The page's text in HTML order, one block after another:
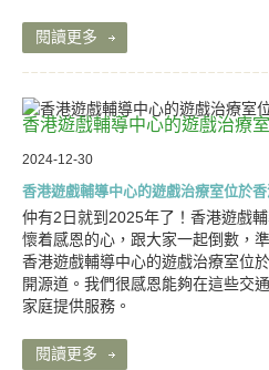
閱讀更多
香港遊戲輔導中心的遊戲治療
2024-12-30
香港遊戲輔導中心的遊戲治療室位於
仲有2日就到2025年了！香港遊戲
懷着感恩的心，跟大家一起倒數，
香港遊戲輔導中心的遊戲治療室位
開源道。我們很感恩能夠在這些交
家庭提供服務。
閱讀更多